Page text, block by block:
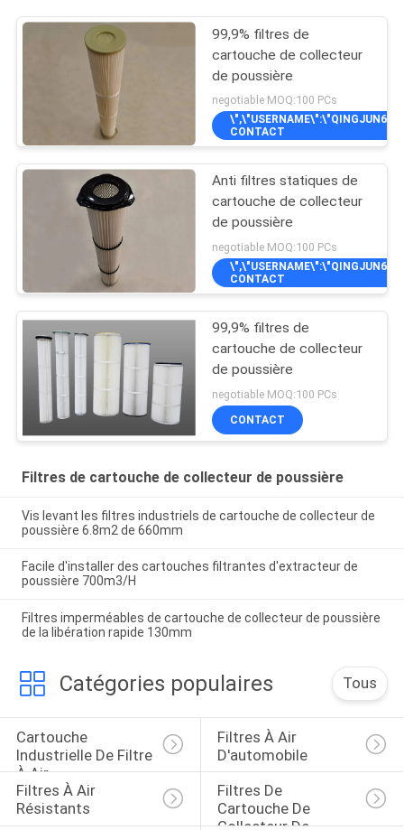
99,9% filtres de
cartouche de collecteur
de poussière
negotiable MOQ:100 PCs
CONTACT
Anti filtres statiques de
cartouche de collecteur
de poussière
negotiable MOQ:100 PCs
CONTACT
99,9% filtres de
cartouche de collecteur
de poussière
negotiable MOQ:100 PCs
CONTACT
Filtres de cartouche de collecteur de poussière
Vis levant les filtres industriels de cartouche de collecteur de
poussière 6.8m2 de 660mm
Facile d'installer des cartouches filtrantes d'extracteur de
poussière 700m3/H
Filtres imperméables de cartouche de collecteur de poussière
de la libération rapide 130mm
Catégories populaires Tous
Cartouche
Industrielle De Filtre
À Air
Filtres À Air
D'automobile
Filtres À Air
Résistants
Filtres De
Cartouche De